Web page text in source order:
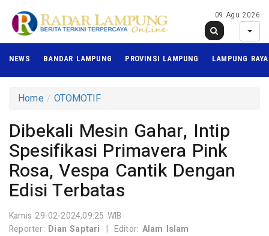
09 Agu 2026
NEWS BANDAR LAMPUNG PROVINSI LAMPUNG LAMPUNG RAYA
Home OTOMOTIF
Dibekali Mesin Gahar, Intip
Spesifikasi Primavera Pink
Rosa, Vespa Cantik Dengan
Edisi Terbatas
Kamis 29-02-2024,09:25 WIB
Reporter: Dian Saptari | Editor: Alam Islam